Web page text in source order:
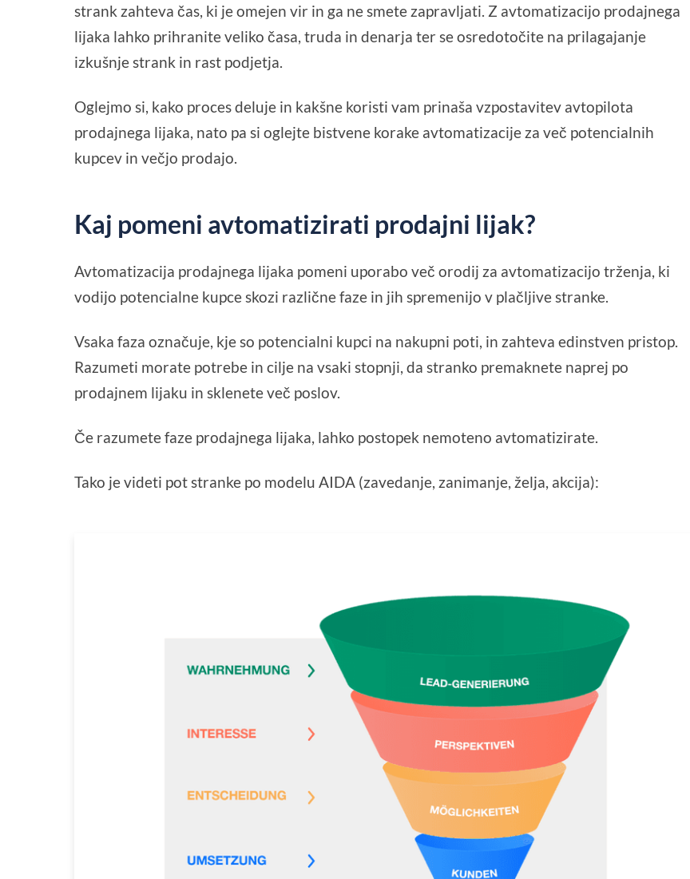
strank zahteva čas, ki je omejen vir in ga ne smete zapravljati. Z avtomatizacijo prodajnega
lijaka lahko prihranite veliko časa, truda in denarja ter se osredotočite na prilagajanje
izkušnje strank in rast podjetja.
Oglejmo si, kako proces deluje in kakšne koristi vam prinaša vzpostavitev avtopilota
prodajnega lijaka, nato pa si oglejte bistvene korake avtomatizacije za več potencialnih
kupcev in večjo prodajo.
Kaj pomeni avtomatizirati prodajni lijak?
Avtomatizacija prodajnega lijaka pomeni uporabo več orodij za avtomatizacijo trženja, ki
vodijo potencialne kupce skozi različne faze in jih spremenijo v plačljive stranke.
Vsaka faza označuje, kje so potencialni kupci na nakupni poti, in zahteva edinstven pristop.
Razumeti morate potrebe in cilje na vsaki stopnji, da stranko premaknete naprej po
prodajnem lijaku in sklenete več poslov.
Če razumete faze prodajnega lijaka, lahko postopek nemoteno avtomatizirate.
Tako je videti pot stranke po modelu AIDA (zavedanje, zanimanje, želja, akcija):